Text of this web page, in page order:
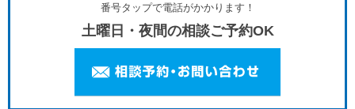
番号タップで電話がかかります！
土曜日・夜間の相談ご予約OK